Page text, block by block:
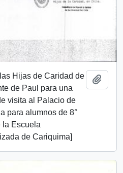
Hijas de Caridad de
de Paul para una
visita al Palacio de
para alumnos de 8°
la Escuela
de Cariquima]